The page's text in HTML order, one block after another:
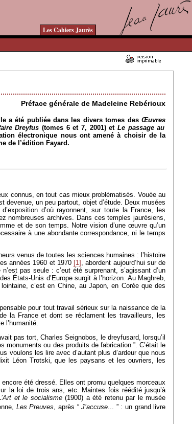
Les Cahiers Jaurès
Préface générale de Madeleine Rebérioux
a été publiée dans les divers tomes desŒuvres
Dreyfus (tomes 6 et 7, 2001) etLe passage au
électronique nous ont amené à choisir de la
de l’édition Fayard.
connus, en tout cas mieux problématisés. Vouée au
un peu partout, objet d’étude. Deux musées
d’où rayonnent, sur toute la France, les
nombreuses archives. Dans ces temples jaurésiens,
et de son temps. Notre vision d’une œuvre qu’un
à une abondante correspondance, ni le temps
venus de toutes les sciences humaines : l’histoire
années 1960 et 1970 [1]
, abordent aujourd’hui sur de
pas seule : c’eut été surprenant, s’agissant d’un
États-Unis d’Europe surgit à l’horizon. Au Maghreb,
c’est en Chine, au Japon, en Corée que des
pour tout travail sérieux sur la naissance de la
la France et dont se réclament les travailleurs, les
pas tort, Charles Seignobos, le dreyfusard, lorsqu’il
monuments ou des produits de fabrication ”. C’était le
voulons les lire avec d’autant plus d’ardeur que nous
Léon Trotski, que les paysans et les ouvriers, les
été dressé. Elles ont promu quelques morceaux
la loi de trois ans, etc. Maintes fois réédité jusqu’à
et le socialisme(1900) a été retenu par le musée
Les Preuves, après “J’accuse... ” : un grand livre